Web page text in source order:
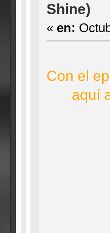
Shine)
« en:
Con el
aquí